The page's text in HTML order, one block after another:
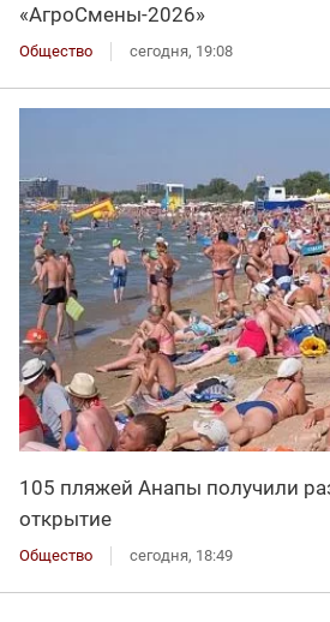
«АгроСмены-2026»
Общество сегодня, 19:08
105 пляжей Анапы получили
открытие
Общество сегодня, 18:49